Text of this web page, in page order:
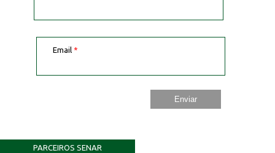
Email *
PARCEIROS SENAR